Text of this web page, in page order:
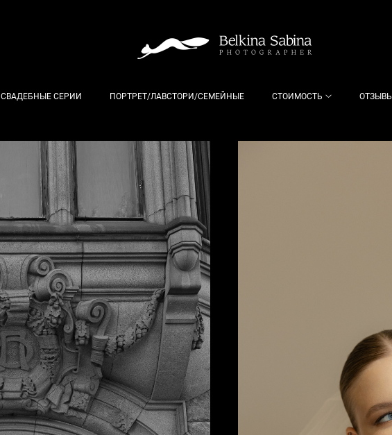
СВАДЕБНЫЕ СЕРИИ ПОРТРЕТ/ЛАВСТОРИ/СЕМЕЙНЫЕ СТОИМОСТЬ ОТЗЫВЫ